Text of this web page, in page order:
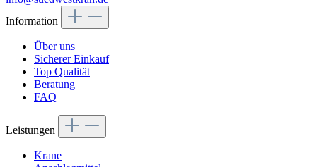
Information
Über uns
Sicherer Einkauf
Top Qualität
Beratung
FAQ
Leistungen
Krane